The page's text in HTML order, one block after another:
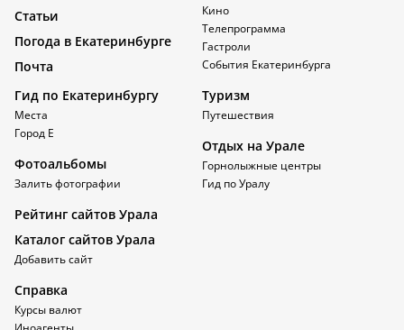
Статьи
Погода в Екатеринбурге
Почта
Кино
Телепрограмма
Гастроли
События Екатеринбурга
Гид по Екатеринбургу
Места
Город Е
Фотоальбомы
Залить фотографии
Туризм
Путешествия
Отдых на Урале
Горнолыжные центры
Гид по Уралу
Рейтинг сайтов Урала
Каталог сайтов Урала
Добавить сайт
Справка
Курсы валют